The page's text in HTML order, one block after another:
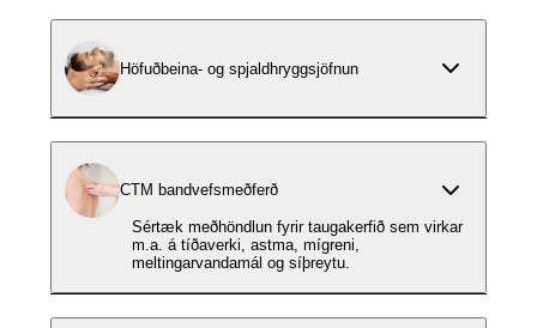
Höfuðbeina- og spjaldhryggsjöfnun
CTM bandvefsmeðferð
Sértæk meðhöndlun fyrir taugakerfið sem virkar
m.a. á tíðaverki, astma, mígreni,
meltingarvandamál og síþreytu.